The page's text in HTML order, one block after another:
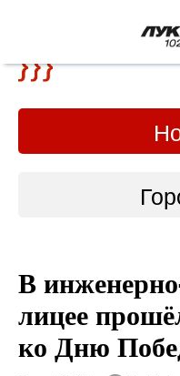
В
лицее
ко Дню